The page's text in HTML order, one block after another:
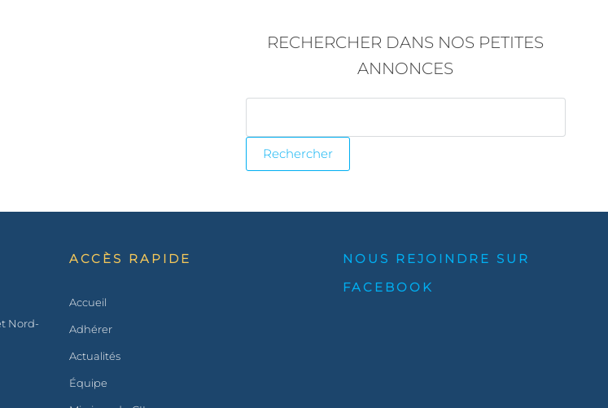
RECHERCHER DANS NOS PETITES
ANNONCES
Nord-
ACCÈS RAPIDE
Accueil
Adhérer
Actualités
Équipe
NOUS REJOINDRE SUR
FACEBOOK